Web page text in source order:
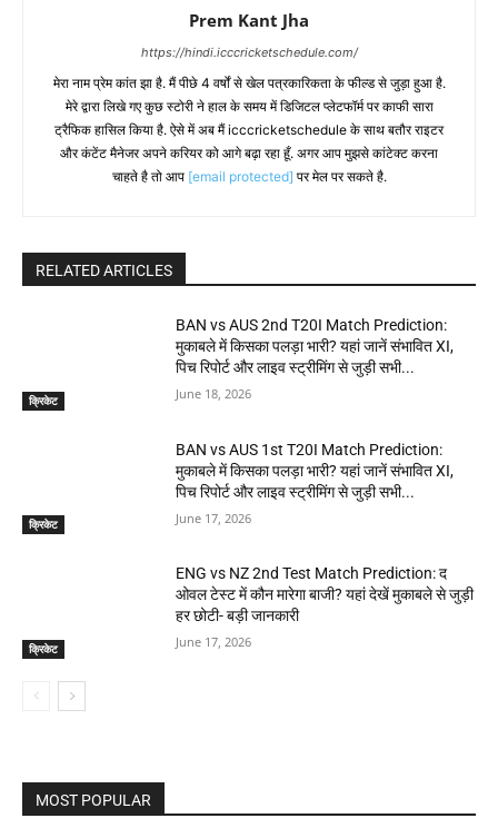
Prem Kant Jha
https://hindi.icccricketschedule.com/
मेरा नाम प्रेम कांत झा है. मैं पीछे 4 वर्षों से खेल पत्रकारिकता के फील्ड से जुड़ा हुआ है.
मेरे द्वारा लिखे गए कुछ स्टोरी ने हाल के समय में डिजिटल प्लेटफॉर्म पर काफी सारा
ट्रैफिक हासिल किया है. ऐसे में अब मैं icccricketschedule के साथ बतौर राइटर
और कंटेंट मैनेजर अपने करियर को आगे बढ़ा रहा हूँ. अगर आप मुझसे कांटेक्ट करना
चाहते है तो आप [email protected] पर मेल पर सकते है.
RELATED ARTICLES
क्रिकेट
BAN vs AUS 2nd T20I Match Prediction:
मुकाबले में किसका पलड़ा भारी? यहां जानें संभावित XI,
पिच रिपोर्ट और लाइव स्ट्रीमिंग से जुड़ी सभी...
June 18, 2026
क्रिकेट
BAN vs AUS 1st T20I Match Prediction:
मुकाबले में किसका पलड़ा भारी? यहां जानें संभावित XI,
पिच रिपोर्ट और लाइव स्ट्रीमिंग से जुड़ी सभी...
June 17, 2026
क्रिकेट
ENG vs NZ 2nd Test Match Prediction: द
ओवल टेस्ट में कौन मारेगा बाजी? यहां देखें मुकाबले से जुड़ी
हर छोटी- बड़ी जानकारी
June 17, 2026
MOST POPULAR